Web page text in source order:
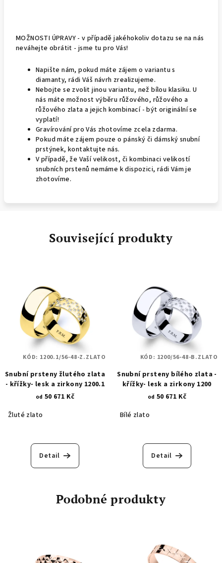
MOŽNOSTI ÚPRAVY - v případě jakéhokoliv dotazu se na nás
neváhejte obrátit - jsme tu pro Vás!
Napište nám, pokud máte zájem o variantu s
diamanty, rádi Váš návrh zrealizujeme.
Nebojte se zvolit jinou variantu, než bílou klasiku. U
nás máte možnost výběru růžového, růžového a
růžového zlata a jejich kombinací - být originální se
vyplatí!
Gravírování pro Vás zhotovíme zcela zdarma.
Pokud máte zájem pouze o pánský či dámský snubní
prstýnek, kontaktujte nás.
V případě, že Vaší velikost, či kombinaci velikostí
snubních prstenů nemáme k dispozici, rádi Vám je
zhotovíme.
Související produkty
Snubní prsteny žlutého zlata
- křížky- lesk a zirkony 1200.1
od 50 671 Kč
Žluté zlato
Detail
KÓD: 1200.1/56-48-Z.ZLATO
Snubní prsteny bílého zlata -
křížky- lesk a zirkony 1200
od 50 671 Kč
Bílé zlato
Detail
KÓD: 1200/56-48-B.ZLATO
Podobné produkty